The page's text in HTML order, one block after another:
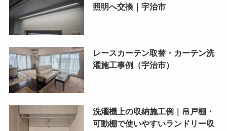
照明へ交換｜宇治市
レースカーテン取替・カーテン洗
濯施工事例（宇治市）
洗濯機上の収納施工例｜吊戸棚・
可動棚で使いやすいランドリー収